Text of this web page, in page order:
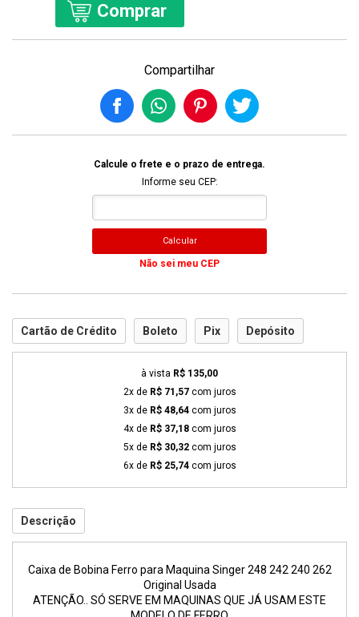
Comprar
Compartilhar
Calcule o frete e o prazo de entrega.
Informe seu CEP:
Calcular
Não sei meu CEP
Cartão de Crédito Boleto Pix Depósito
à vista R$ 135,00
2x de R$ 71,57com juros
3x de R$ 48,64com juros
4x de R$ 37,18com juros
5x de R$ 30,32com juros
6x de R$ 25,74com juros
Descrição
Caixa de Bobina Ferro para Maquina Singer 248 242 240 262
Original Usada
ATENÇÃO.. SÓ SERVE EM MAQUINAS QUE JÁ USAM ESTE